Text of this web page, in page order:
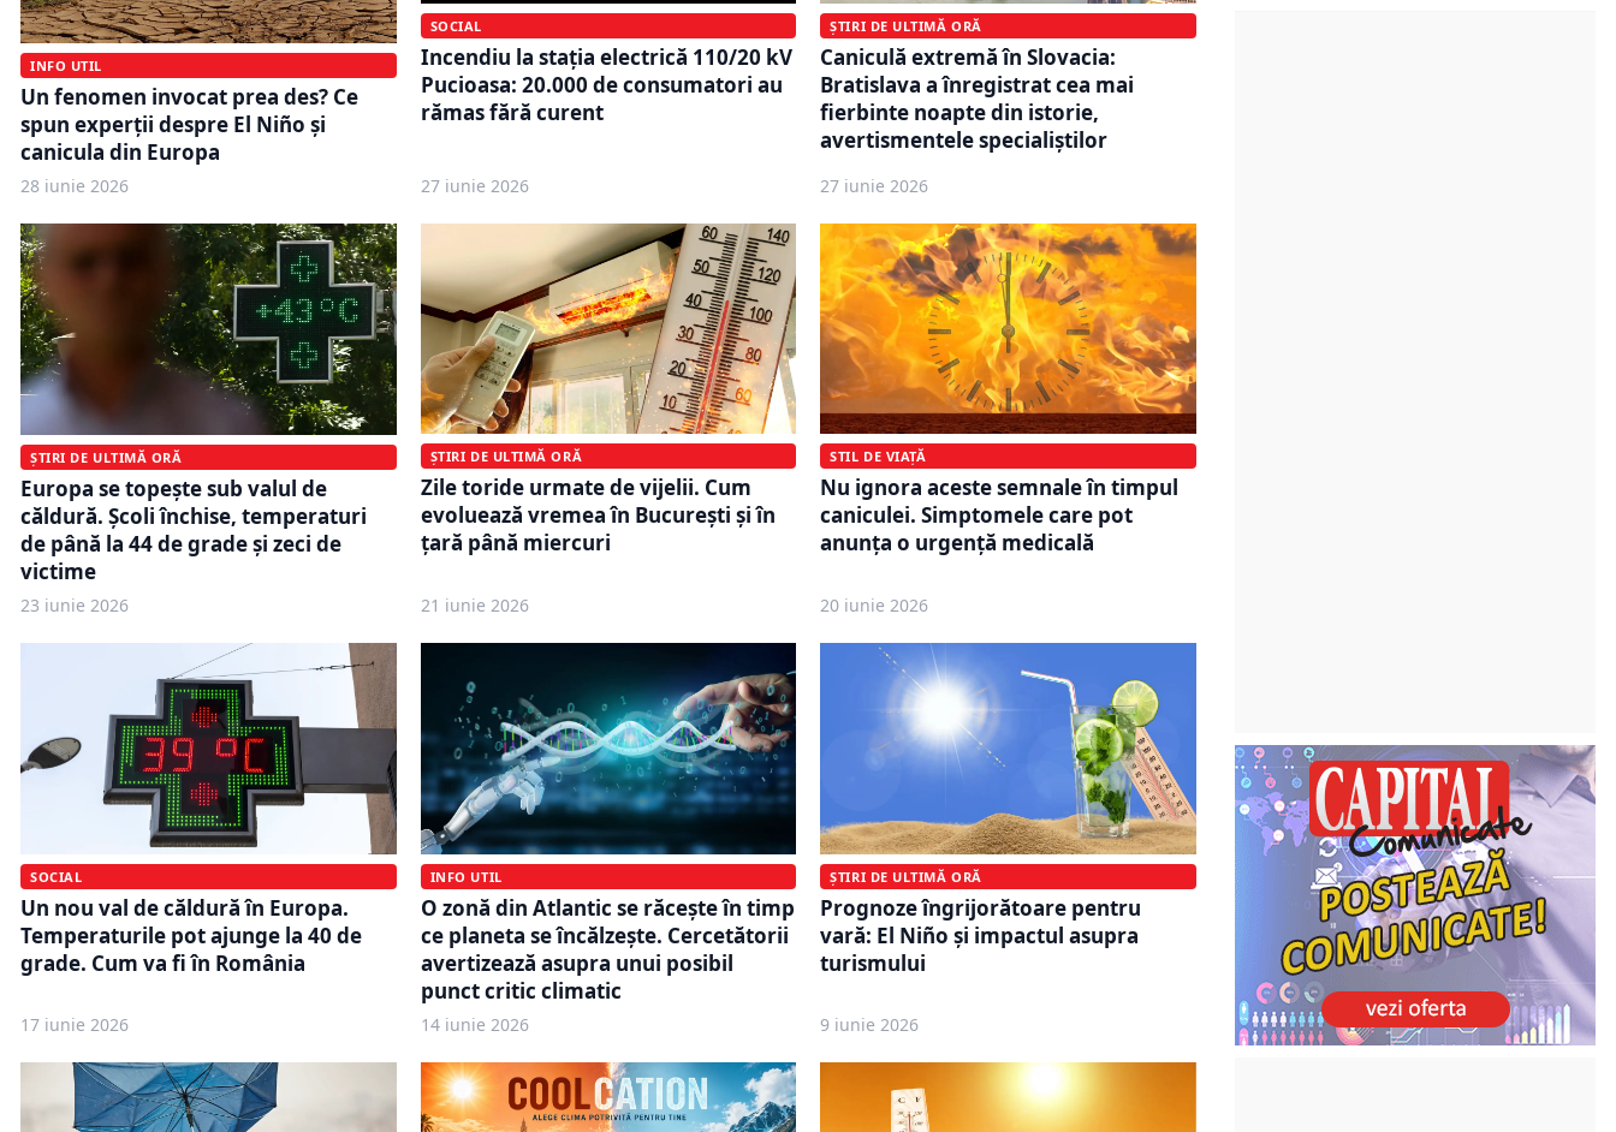
INFO UTIL
Un fenomen invocat prea des? Ce
spun experții despre El Niño și
canicula din Europa
28 iunie 2026
SOCIAL
Incendiu la stația electrică 110/20 kV
Pucioasa: 20.000 de consumatori au
rămas fără curent
27 iunie 2026
ȘTIRI DE ULTIMĂ ORĂ
Caniculă extremă în Slovacia:
Bratislava a înregistrat cea mai
fierbinte noapte din istorie,
avertismentele specialiștilor
27 iunie 2026
ȘTIRI DE ULTIMĂ ORĂ
Europa se topește sub valul de
căldură. Școli închise, temperaturi
de până la 44 de grade și zeci de
victime
23 iunie 2026
ȘTIRI DE ULTIMĂ ORĂ
Zile toride urmate de vijelii. Cum
evoluează vremea în București și în
țară până miercuri
21 iunie 2026
STIL DE VIAȚĂ
Nu ignora aceste semnale în timpul
caniculei. Simptomele care pot
anunța o urgență medicală
20 iunie 2026
SOCIAL
Un nou val de căldură în Europa.
Temperaturile pot ajunge la 40 de
grade. Cum va fi în România
17 iunie 2026
INFO UTIL
O zonă din Atlantic se răcește în timp
ce planeta se încălzește. Cercetătorii
avertizează asupra unui posibil
punct critic climatic
14 iunie 2026
ȘTIRI DE ULTIMĂ ORĂ
Prognoze îngrijorătoare pentru
vară: El Niño și impactul asupra
turismului
9 iunie 2026